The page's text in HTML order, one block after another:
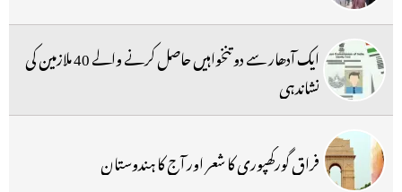
ایک آدھار سے دو تنخواہیں حاصل کرنے والے 40 ملازمین کی
نشاندہی
فراق گورکھپوری کا شعر اور آج کا ہندوستان